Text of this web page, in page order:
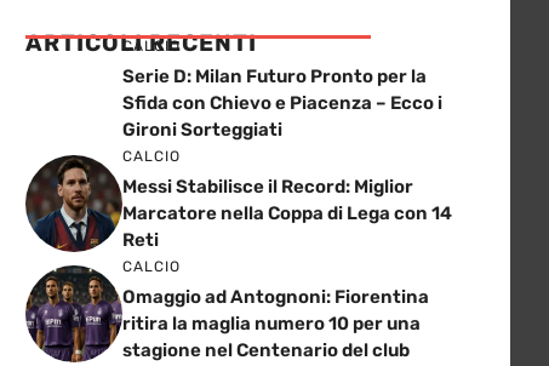
ARTICOLI RECENTI
CALCIO
Serie D: Milan Futuro Pronto per la
Sfida con Chievo e Piacenza – Ecco i
Gironi Sorteggiati
CALCIO
Messi Stabilisce il Record: Miglior
Marcatore nella Coppa di Lega con 14
Reti
CALCIO
Omaggio ad Antognoni: Fiorentina
ritira la maglia numero 10 per una
stagione nel Centenario del club